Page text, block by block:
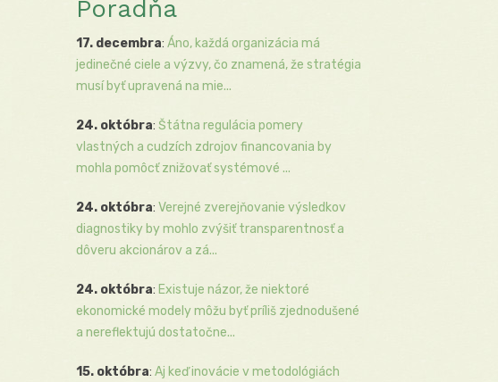
Poradňa
17. decembra: Áno, každá organizácia má
jedinečné ciele a výzvy, čo znamená, že stratégia
musí byť upravená na mie...
24. októbra: Štátna regulácia pomery
vlastných a cudzích zdrojov financovania by
mohla pomôcť znižovať systémové ...
24. októbra: Verejné zverejňovanie výsledkov
diagnostiky by mohlo zvýšiť transparentnosť a
dôveru akcionárov a zá...
24. októbra: Existuje názor, že niektoré
ekonomické modely môžu byť príliš zjednodušené
a nereflektujú dostatočne...
15. októbra: Aj keď inovácie v metodológiách